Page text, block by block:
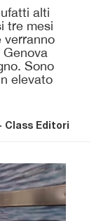
alti
tre mesi
verranno
Sono
elevato
Class Editori